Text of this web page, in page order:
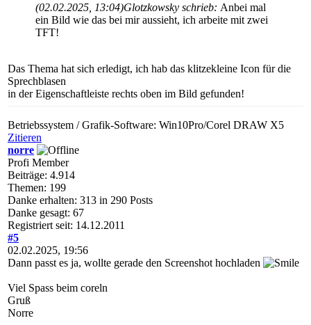
(02.02.2025, 13:04)Glotzkowsky schrieb: Anbei mal
ein Bild wie das bei mir aussieht, ich arbeite mit zwei
TFT!
Das Thema hat sich erledigt, ich hab das klitzekleine Icon für die
Sprechblasen
in der Eigenschaftleiste rechts oben im Bild gefunden!
Betriebssystem / Grafik-Software: Win10Pro/Corel DRAW X5
Zitieren
norre
Profi Member
Beiträge: 4.914
Themen: 199
Danke erhalten: 313 in 290 Posts
Danke gesagt: 67
Registriert seit: 14.12.2011
#5
02.02.2025, 19:56
Dann passt es ja, wollte gerade den Screenshot hochladen
Viel Spass beim coreln
Gruß
Norre